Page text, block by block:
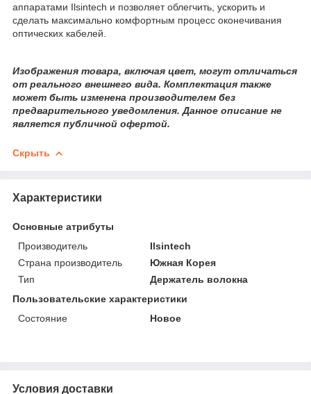
аппаратами Ilsintech и позволяет облегчить, ускорить и
сделать максимально комфортным процесс оконечивания
оптических кабелей.
Изображения товара, включая цвет, могут отличаться
от реального внешнего вида. Комплектация также
может быть изменена производителем без
предварительного уведомления. Данное описание не
является публичной офертой.
Скрыть
Характеристики
Основные атрибуты
Производитель
Ilsintech
Страна производитель
Южная Корея
Тип
Держатель волокна
Пользовательские характеристики
Состояние
Новое
Условия доставки